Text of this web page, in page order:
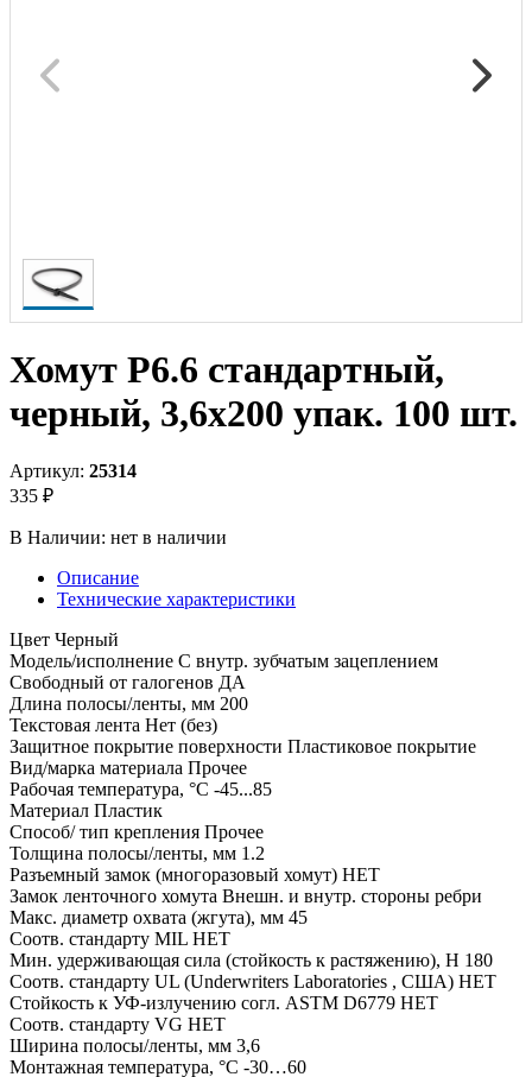
Хомут P6.6 стандартный,
черный, 3,6х200 упак. 100 шт.
Артикул: 25314
335 ₽
В Наличии: нет в наличии
Описание
Технические характеристики
Цвет Черный
Модель/исполнение С внутр. зубчатым зацеплением
Свободный от галогенов ДА
Длина полосы/ленты, мм 200
Текстовая лента Нет (без)
Защитное покрытие поверхности Пластиковое покрытие
Вид/марка материала Прочее
Рабочая температура, °C -45...85
Материал Пластик
Способ/ тип крепления Прочее
Толщина полосы/ленты, мм 1.2
Разъемный замок (многоразовый хомут) НЕТ
Замок ленточного хомута Внешн. и внутр. стороны ребри
Макс. диаметр охвата (жгута), мм 45
Соотв. стандарту MIL НЕТ
Мин. удерживающая сила (стойкость к растяжению), Н 180
Соотв. стандарту UL (Underwriters Laboratories , США) НЕТ
Стойкость к УФ-излучению согл. ASTM D6779 НЕТ
Соотв. стандарту VG НЕТ
Ширина полосы/ленты, мм 3,6
Монтажная температура, °C -30…60